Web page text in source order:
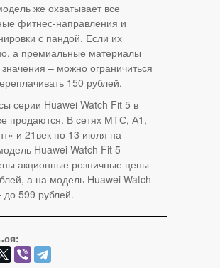
же охватывает все
фитнес-направления и
с пандой. Если их
а премиальные материалы
– можно ограничиться
150 рублей.
серии Huawei Watch Fit 5 в
продаются. В сетях МТС, А1,
и 21век по 13 июля на
Huawei Watch Fit 5
акционные розничные цены
а на модель Huawei Watch
до 599 рублей.